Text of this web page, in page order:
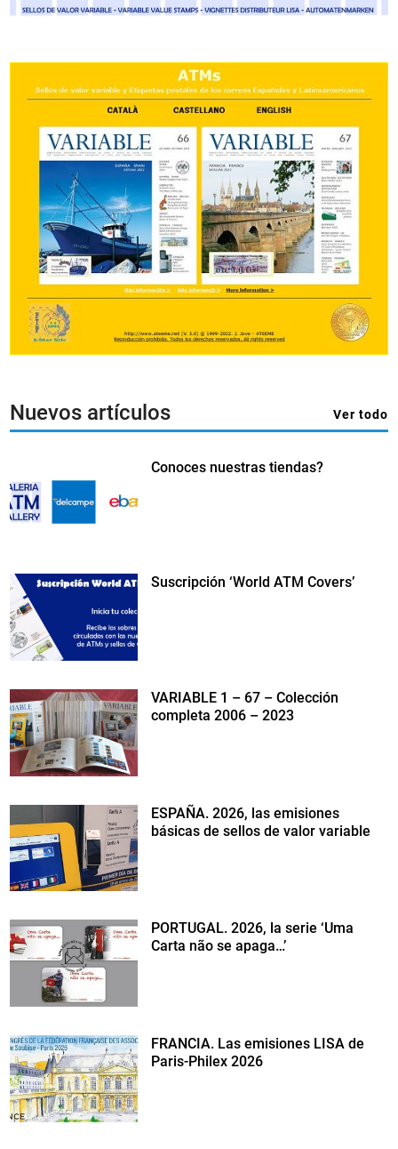
Nuevos artículos Ver todo
Conoces nuestras tiendas?
Suscripción ‘World ATM Covers’
VARIABLE 1 – 67 – Colección
completa 2006 – 2023
ESPAÑA. 2026, las emisiones
básicas de sellos de valor variable
PORTUGAL. 2026, la serie ‘Uma
Carta não se apaga…’
FRANCIA. Las emisiones LISA de
Paris-Philex 2026